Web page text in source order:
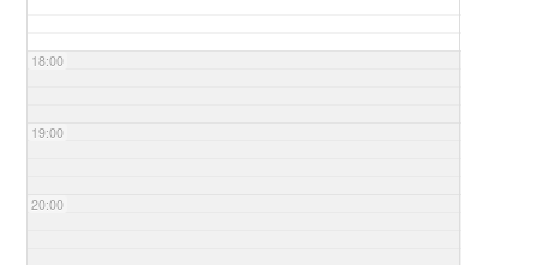
18:00
19:00
20:00